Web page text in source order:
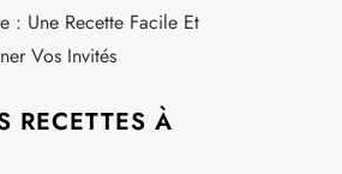
: Une Recette Facile Et
Vos Invités
RECETTES À